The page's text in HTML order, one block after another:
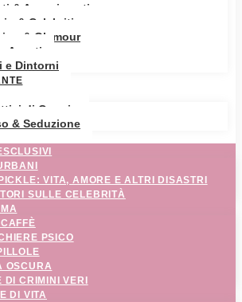
& Avvenimenti
& Celebrities
& Glamour
Avanti
e Dintorni
di Coppia
& Seduzione
VITA, AMORE E ALTRI DISASTRI
SULLE CELEBRITÀ
PSICO
OSCURA
DI CRIMINI VERI
DI VITA